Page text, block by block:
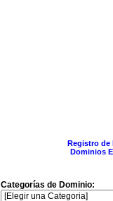
Registro de
Dominios
Categorías de Dominio: